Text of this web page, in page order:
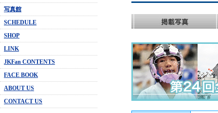
写真館
SCHEDULE
SHOP
LINK
JKFan CONTENTS
FACE BOOK
ABOUT US
CONTACT US